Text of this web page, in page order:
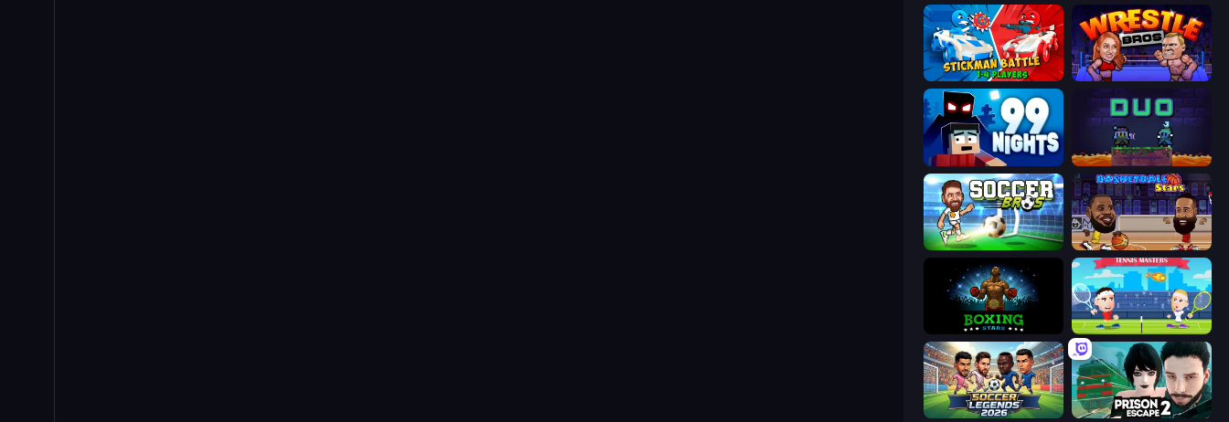
Stickman battle 1-4 Players Wrestle Bros
99 Nights (Bloxd.io) Duo
Soccer Bros Basketball Stars
Boxing Stars Tennis Masters
Soccer Legends 2026 Prison Escape 2